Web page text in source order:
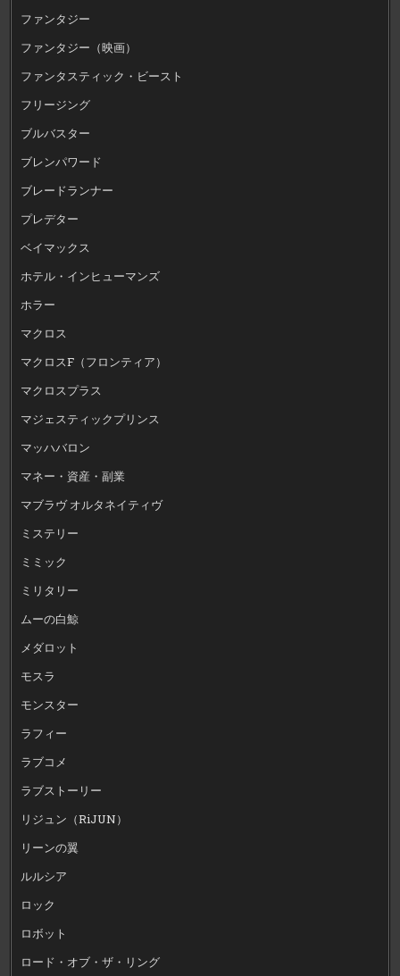
ファンタジー
ファンタジー（映画）
ファンタスティック・ビースト
フリージング
ブルバスター
ブレンパワード
ブレードランナー
プレデター
ベイマックス
ホテル・インヒューマンズ
ホラー
マクロス
マクロスF（フロンティア）
マクロスプラス
マジェスティックプリンス
マッハバロン
マネー・資産・副業
マブラヴ オルタネイティヴ
ミステリー
ミミック
ミリタリー
ムーの白鯨
メダロット
モスラ
モンスター
ラフィー
ラブコメ
ラブストーリー
リジュン（RiJUN）
リーンの翼
ルルシア
ロック
ロボット
ロード・オブ・ザ・リング